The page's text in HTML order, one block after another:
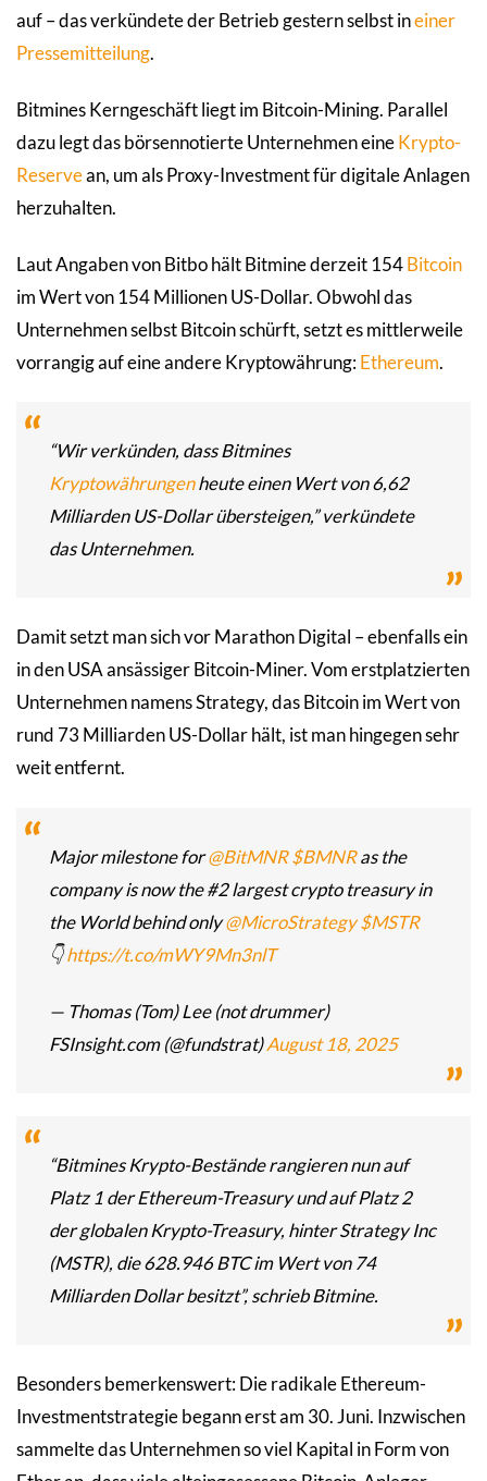
auf – das verkündete der Betrieb gestern selbst ineiner
Pressemitteilung.
Bitmines Kerngeschäft liegt im Bitcoin-Mining. Parallel
dazu legt das börsennotierte Unternehmen eineKrypto-
Reservean, um als Proxy-Investment für digitale Anlagen
herzuhalten.
Laut Angaben von Bitbo hält Bitmine derzeit 154Bitcoin
im Wert von 154 Millionen US-Dollar. Obwohl das
Unternehmen selbst Bitcoin schürft, setzt es mittlerweile
vorrangig auf eine andere Kryptowährung:Ethereum.
“Wir verkünden, dass Bitmines
Kryptowährungenheute einen Wert von 6,62
Milliarden US-Dollar übersteigen,” verkündete
das Unternehmen.
Damit setzt man sich vor Marathon Digital – ebenfalls ein
in den USA ansässiger Bitcoin-Miner. Vom erstplatzierten
Unternehmen namens Strategy, das Bitcoin im Wert von
rund 73 Milliarden US-Dollar hält, ist man hingegen sehr
weit entfernt.
Major milestone for@BitMNR$BMNRas the
company is now the #2 largest crypto treasury in
the World behind only@MicroStrategy$MSTR
👇https://t.co/mWY9Mn3nlT
— Thomas (Tom) Lee (not drummer)
FSInsight.com (@fundstrat)August 18, 2025
“Bitmines Krypto-Bestände rangieren nun auf
Platz 1 der Ethereum-Treasury und auf Platz 2
der globalen Krypto-Treasury, hinter Strategy Inc
(MSTR), die 628.946 BTC im Wert von 74
Milliarden Dollar besitzt”, schrieb Bitmine.
Besonders bemerkenswert: Die radikale Ethereum-
Investmentstrategie begann erst am 30. Juni. Inzwischen
sammelte das Unternehmen so viel Kapital in Form von